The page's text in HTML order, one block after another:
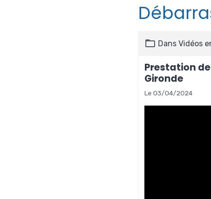
Dans Vidéos
Prestation
Gironde
Le 03/04/2024